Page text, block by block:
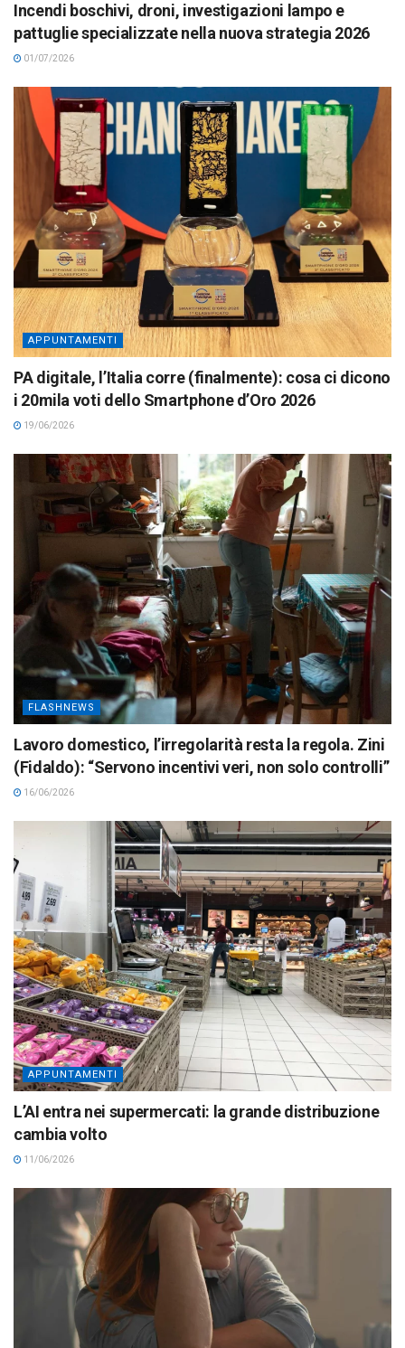
Incendi boschivi, droni, investigazioni lampo e
pattuglie specializzate nella nuova strategia 2026
01/07/2026
APPUNTAMENTI
PA digitale, l’Italia corre (finalmente): cosa ci dicono
i 20mila voti dello Smartphone d’Oro 2026
19/06/2026
FLASHNEWS
Lavoro domestico, l’irregolarità resta la regola. Zini
(Fidaldo): “Servono incentivi veri, non solo controlli”
16/06/2026
APPUNTAMENTI
L’AI entra nei supermercati: la grande distribuzione
cambia volto
11/06/2026